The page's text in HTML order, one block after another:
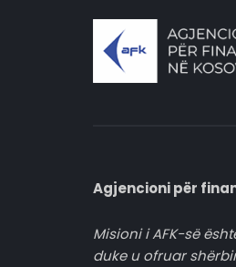
Agjencioni për
Misioni i AFK-së
duke u ofruar